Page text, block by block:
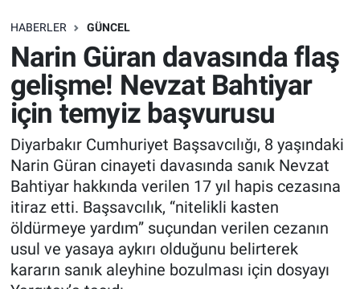
HABERLER GÜNCEL
Narin Güran davasında flaş
gelişme! Nevzat Bahtiyar
için temyiz başvurusu
Diyarbakır Cumhuriyet Başsavcılığı, 8 yaşındaki
Narin Güran cinayeti davasında sanık Nevzat
Bahtiyar hakkında verilen 17 yıl hapis cezasına
itiraz etti. Başsavcılık, “nitelikli kasten
öldürmeye yardım” suçundan verilen cezanın
usul ve yasaya aykırı olduğunu belirterek
kararın sanık aleyhine bozulması için dosyayı
SAĞLIK
EKONOMİ
EĞİTİM
ÖZEL HABER
Keşfet
ASTROLOJİ
MANŞET